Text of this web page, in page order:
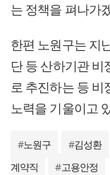
는 정책을 펴나가
한편 노원구는 지
단 등 산하기관 비
로 추진하는 등 비
노력을 기울이고
#노원구 #김성환
계약직
#고용안정